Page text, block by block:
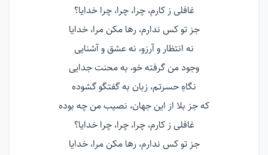
غافلی ز کارم، چرا، چرا، چرا خدایا؟
جز تو کس ندارم، رها مکن مرا، خدایا
نه انتظار و آرزو، نه عشق و آشنایی
وجود من گرفته خو، به محنت جدایی
نگاهِ حسرتم، زبان به گفتگو گشوده
که جز بلا از این جهان، نصیب من چه بوده
غافلی ز کارم، چرا، چرا، چرا خدایا؟
جز تو کس ندارم، رها مکن مرا، خدایا